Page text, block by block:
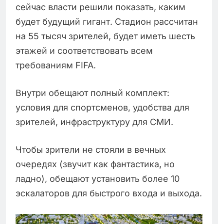
сейчас власти решили показать, каким
будет будущий гигант. Стадион рассчитан
на 55 тысяч зрителей, будет иметь шесть
этажей и соответствовать всем
требованиям FIFA.
Внутри обещают полный комплект:
условия для спортсменов, удобства для
зрителей, инфраструктуру для СМИ.
Чтобы зрители не стояли в вечных
очередях (звучит как фантастика, но
ладно), обещают установить более 10
эскалаторов для быстрого входа и выхода.